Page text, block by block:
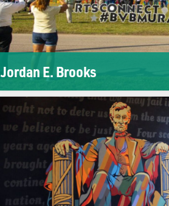
Jordan E. Brooks